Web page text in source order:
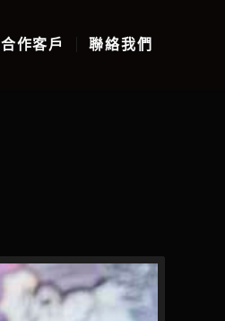
合作客戶 聯絡我們